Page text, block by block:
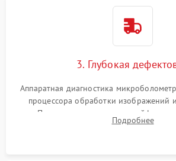
3. Глубокая
Аппаратная диагностика
процессора обработки изображений
Проверка целостности шлейфов,
интерфейсов связи. Выявление
Подробнее